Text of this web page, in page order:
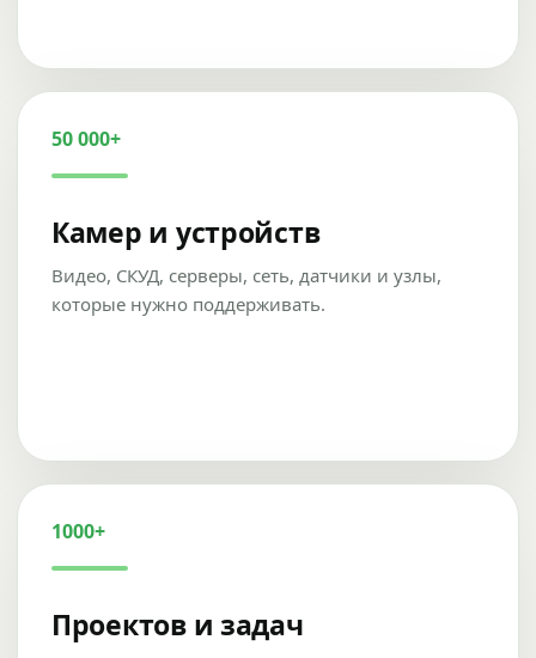
50 000+
Камер и устройств
Видео, СКУД, серверы, сеть, датчики и узлы,
которые нужно поддерживать.
1000+
Проектов и задач